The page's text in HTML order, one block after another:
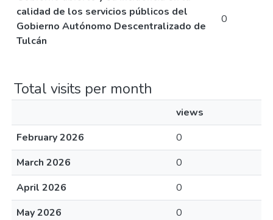
calidad de los servicios públicos del
Gobierno Autónomo Descentralizado de
Tulcán
0
Total visits per month
views
February 2026
0
March 2026
0
April 2026
0
May 2026
0